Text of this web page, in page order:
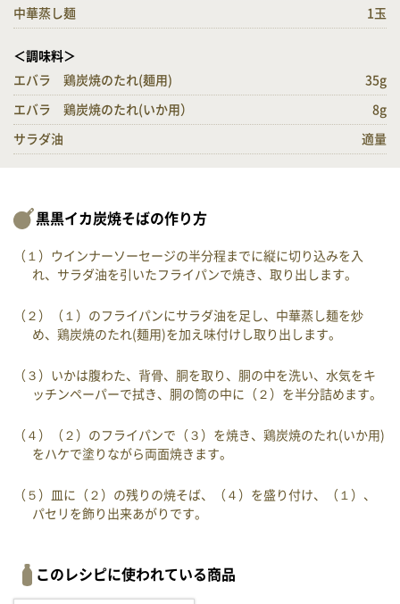
中華蒸し麺 1玉
＜調味料＞
エバラ 鶏炭焼のたれ(麺用)
35g
エバラ 鶏炭焼のたれ(いか用） 8g
サラダ油 適量
黒黒イカ炭焼そばの作り方
（１）ウインナーソーセージの半分程までに縦に切り込みを入
れ、サラダ油を引いたフライパンで焼き、取り出します。
（２）（１）のフライパンにサラダ油を足し、中華蒸し麺を炒
め、鶏炭焼のたれ(麺用)を加え味付けし取り出します。
（３）いかは腹わた、背骨、胴を取り、胴の中を洗い、水気をキ
ッチンペーパーで拭き、胴の筒の中に（２）を半分詰めます。
（４）（２）のフライパンで（３）を焼き、鶏炭焼のたれ(いか用)
をハケで塗りながら両面焼きます。
（５）皿に（２）の残りの焼そば、（４）を盛り付け、（１）、
パセリを飾り出来あがりです。
このレシピに使われている商品